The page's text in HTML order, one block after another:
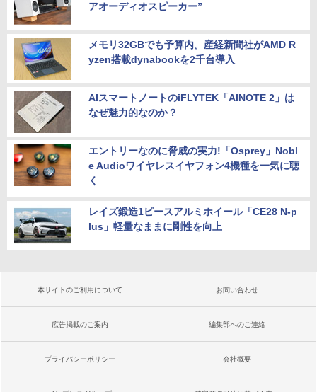
アオーディオスピーカー”
メモリ32GBでも予算内。産経新聞社がAMD R
yzen搭載dynabookを2千台導入
AIスマートノートのiFLYTEK「AINOTE 2」は
なぜ魅力的なのか？
エントリーなのに脅威の実力!「Osprey」Nobl
e Audioワイヤレスイヤフォン4機種を一気に聴
く
レイズ鍛造1ピースアルミホイール「CE28 N-p
lus」軽量なままに剛性を向上
本サイトのご利用について お問い合わせ
広告掲載のご案内 編集部へのご連絡
プライバシーポリシー 会社概要